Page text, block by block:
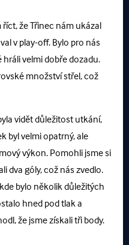
říct, že Třinec nám ukázal
v play-off. Bylo pro nás
velmi dobře dozadu.
množství střel, což
vidět důležitost utkání,
byl velmi opatrný, ale
výkon. Pomohli jsme si
dva góly, což nás zvedlo.
bylo několik důležitých
hned pod tlak a
že jsme získali tři body.